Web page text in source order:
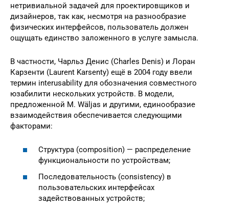
нетривиальной задачей для проектировщиков и
дизайнеров, так как, несмотря на разнообразие
физических интерфейсов, пользователь должен
ощущать единство заложенного в услуге замысла.
В частности, Чарльз Денис (Charles Denis) и Лоран
Карзенти (Laurent Karsenty) ещё в 2004 году ввели
термин interusability для обозначения совместного
юзабилити нескольких устройств. В модели,
предложенной M. Wäljas и другими, единообразие
взаимодействия обеспечивается следующими
факторами:
Структура (composition) — распределение
функциональности по устройствам;
Последовательность (consistency) в
пользовательских интерфейсах
задействованных устройств;